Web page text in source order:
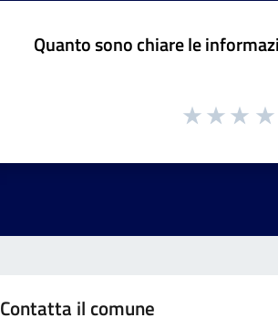
Quanto sono chiare le
Contatta il comune